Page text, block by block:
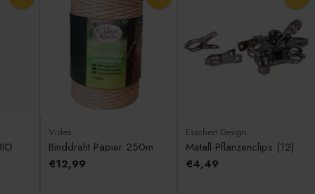
Anzahl Anzahl
Videx
Binddraht Papier 250m
€12,99
Anzahl
Esschert Design
Metall-Pflanzenclips (12)
€4,49